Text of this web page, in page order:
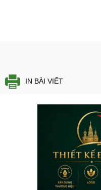
IN BÀI VIẾT